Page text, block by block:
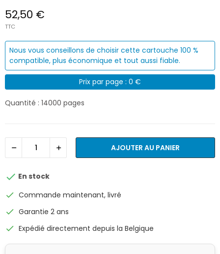
52,50 €
TTC
Nous vous conseillons de choisir cette cartouche 100 %
compatible, plus économique et tout aussi fiable.
Prix par page : 0 €
Quantité : 14000 pages
AJOUTER AU PANIER
 En stock
check Commande maintenant, livré
check Garantie 2 ans
check Expédié directement depuis la Belgique